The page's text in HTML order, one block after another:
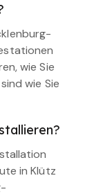
wie Sie
wie Sie
in Klütz